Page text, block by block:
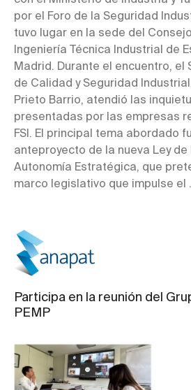
por el Foro de la Seguridad
tuvo lugar en la sede del
Ingeniería Técnica Industrial de
Madrid. Durante el encuentro, el
de Calidad y Seguridad
Prieto Barrio, atendió las
presentadas por las empresas
FSI. El principal tema abordado
anteproyecto de la nueva Ley de
Autonomía Estratégica, que
marco legislativo que impulse el
Participa en la reunión del
PEMP